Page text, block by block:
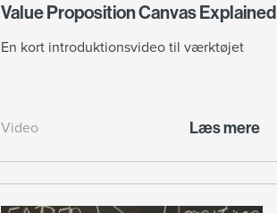
Value Proposition Canvas Explained
En kort introduktionsvideo til værktøjet
Video Læs mere